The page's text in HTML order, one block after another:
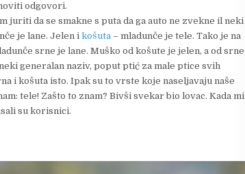
odgovori.
juriti da se smakne s puta da ga auto ne zvekne il neki
je lane. Jelen i košuta – mladunče je tele. Tako je na
srne je lane. Muško od košute je jelen, a od srne
generalan naziv, poput ptić za male ptice svih
i košuta isto. Ipak su to vrste koje naseljavaju naše
tele! Zašto to znam? Bivši svekar bio lovac. Kada mi
su korisnici.